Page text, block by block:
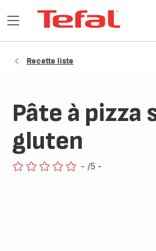
Ouvrir
Recette liste
Pâte à pizza
gluten
- /5 -